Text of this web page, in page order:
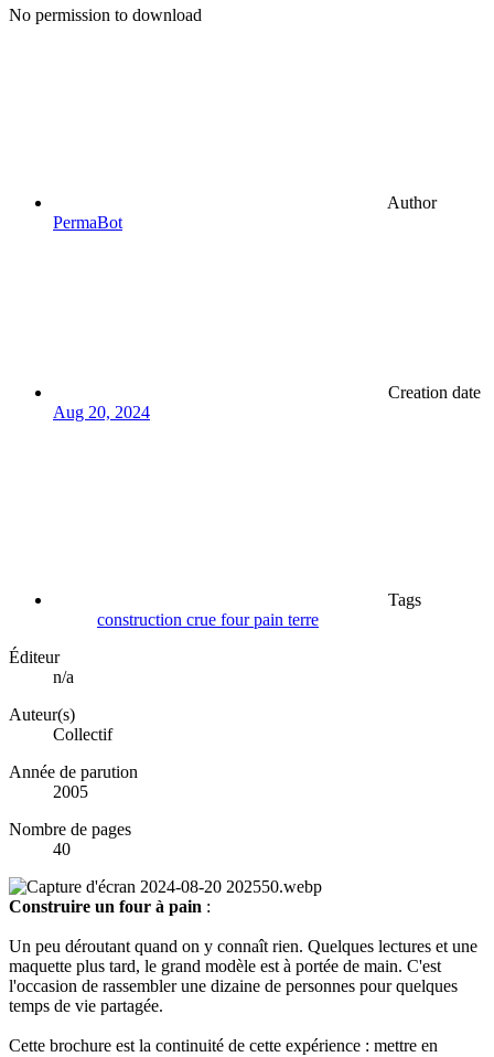
No permission to download
Author
PermaBot
Creation date
Aug 20, 2024
Tags
construction crue fourpain terre
Éditeur
n/a
Auteur(s)
Collectif
Année de parution
2005
Nombre de pages
40
Construire un four à pain :
Un peu déroutant quand on y connaît rien. Quelques lectures et une
maquette plus tard, le grand modèle est à portée de main. C'est
l'occasion de rassembler une dizaine de personnes pour quelques
temps de vie partagée.
Cette brochure est la continuité de cette expérience : mettre en